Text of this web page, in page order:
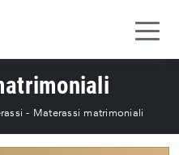
- Materassi matrimoniali